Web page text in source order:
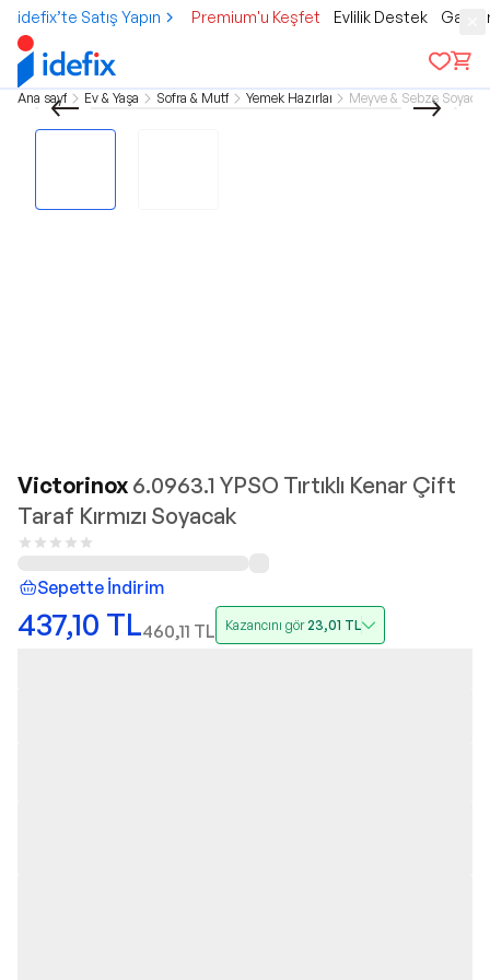
idefix’te Satış Yapın Premium'u Keşfet Evlilik Destek
Ana sayfa Ev & Yaşam Sofra & Mutfak Yemek Hazırlama Meyve & Sebze
Victorinox 6.0963.1 YPSO Tırtıklı Kenar Çift
Taraf Kırmızı Soyacak
Sepette İndirim
437,10 TL460,11 TL Kazancını gör23,01 TL